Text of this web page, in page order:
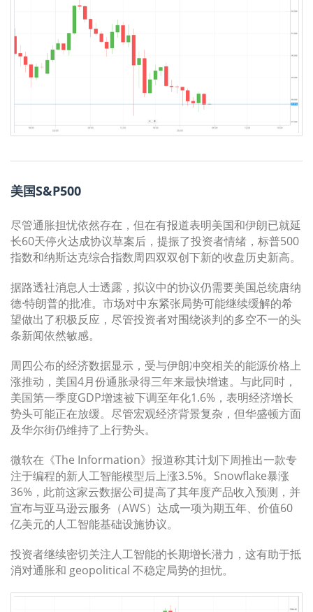
美国S&P500
尽管通胀担忧依然存在，但在有报道表明美国和伊朗已就延
长60天停火达成协议草案后，提振了投资者情绪，标普500
指数和纳斯达克综合指数周四双双创下新的收盘历史新高。
据路透社消息人士透露，拟议中的协议仍需要美国总统唐纳
德·特朗普的批准。市场对中东紧张局势可能继续缓解的希
望做出了积极反应，尽管投资者对围绕谈判的多空不一的头
条新闻依然敏感。
周四公布的经济数据显示，受与伊朗冲突相关的能源价格上
涨推动，美国4月份通胀录得三年来最快增速。与此同时，
美国第一季度GDP增速被下调至年化1.6%，表明经济增长
势头可能正在放缓。尽管宏观经济背景复杂，但华盛顿方面
及华尔街仍维持了上行势头。
微软在《The Information》报道称其计划下周推出一款专
注于编程的新人工智能模型后上涨3.5%。Snowflake暴涨
36%，此前这家云数据公司提高了其年度产品收入预测，并
宣布与亚马逊云服务（AWS）达成一项为期五年、价值60
亿美元的人工智能基础设施协议。
投资者继续密切关注人工智能的长期增长潜力，这有助于抵
消对通胀和 geopolitical 不稳定局势的担忧。